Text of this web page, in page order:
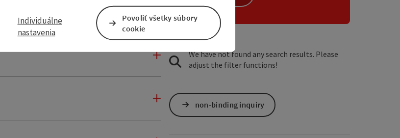
We have not found any search results. Please
adjust the filter functions!
non-binding inquiry
Individuálne
nastavenia
Povoliť všetky súbory
cookie